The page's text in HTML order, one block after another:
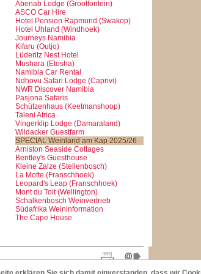
Abenab Lodge (Grootfontein)
ASCO Car Hire
Hotel Pension Rapmund (Swakop)
Hotel Uhland (Windhoek)
Journeys Namibia
Kifaru (Outjo)
Lüderitz Nest Hotel
Mushara (Etosha)
Namibia Car Rental
Ndhovu Safari Lodge (Caprivi)
NWR Discover Namibia
Pasjona Safaris
Schützenhaus (Keetmanshoop)
Taleni Africa
Vingerklip Lodge (Damaraland)
Wildacker Guestfarm
SPECIAL Weinland am Kap 2025/26
Arniston Seaside Cottages
Bentley's Guesthouse
Kleine Zalze (Stellenbosch)
La Motte (Franschhoek)
Leopard's Leap (Franschhoek)
Mont du Toit (Wellington)
Schalkenbosch Weinvertrieb
Südafrika Weininformation
The Cape House